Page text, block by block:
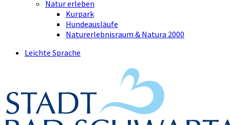
Natur erleben
Kurpark
Hundeausläufe
Naturerlebnisraum & Natura 2000
Leichte Sprache